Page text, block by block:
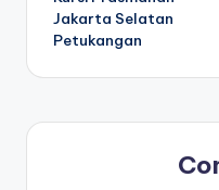
Jakarta Selatan
Petukangan